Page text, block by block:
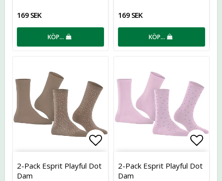
169 SEK
KÖP…
169 SEK
KÖP…
Lägg till i favoritlistan
2-Pack Esprit Playful Dot
Dam
2-Pack Esprit Playful Dot
Dam